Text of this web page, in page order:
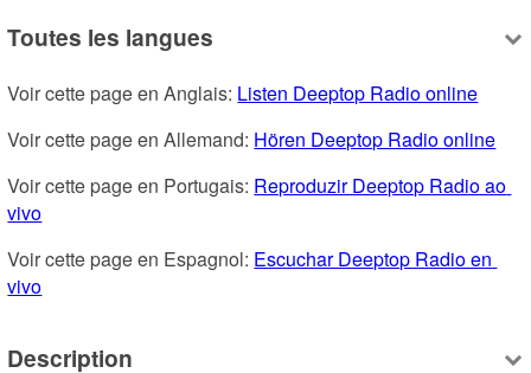
Toutes les langues
Voir cette page en Anglais: Listen Deeptop Radio online
Voir cette page en Allemand: Hören Deeptop Radio online
Voir cette page en Portugais: Reproduzir Deeptop Radio ao
vivo
Voir cette page en Espagnol: Escuchar Deeptop Radio en
vivo
Description